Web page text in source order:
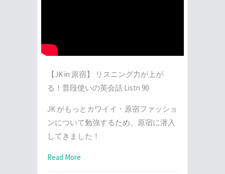
【JK in 原宿】 リスニング力が上が
る！普段使いの英会話 Listn 90
JK がもっとカワイイ・原宿ファッショ
ンについて勉強するため、原宿に潜入
してきました！
Read More